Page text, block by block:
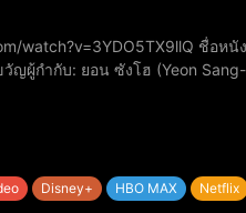
to Busan Presents: Peninsula (반도)ปีที่ฉาย: 2020หมวดหมู่: แอ็
ผู้กำกับ: ยอน ซังโฮ (Yeon
Disney+ HBO MAX Netflix